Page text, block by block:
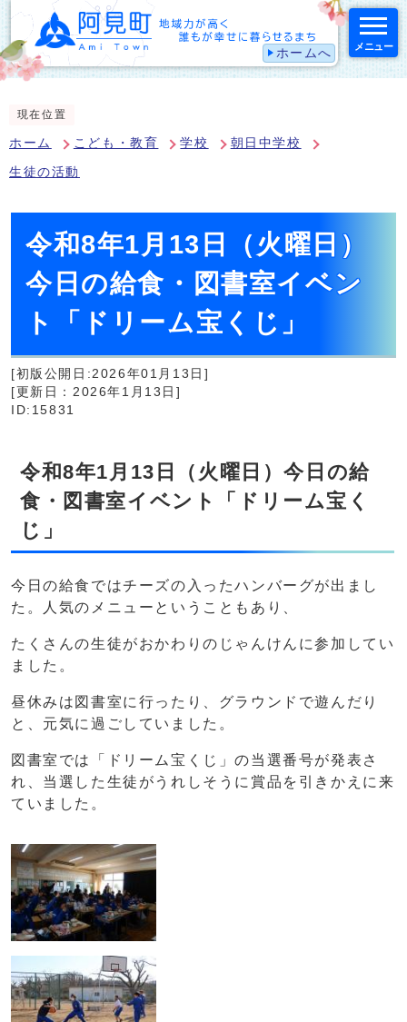
ホームへ メニュー
現在位置
ホーム こども・教育 学校 朝日中学校
生徒の活動
令和8年1月13日（火曜日）
今日の給食・図書室イベン
ト「ドリーム宝くじ」
[初版公開日:2026年01月13日]
[更新日：2026年1月13日]
ID:15831
令和8年1月13日（火曜日）今日の給
食・図書室イベント「ドリーム宝く
じ」
今日の給食ではチーズの入ったハンバーグが出まし
た。人気のメニューということもあり、
たくさんの生徒がおかわりのじゃんけんに参加してい
ました。
昼休みは図書室に行ったり、グラウンドで遊んだり
と、元気に過ごしていました。
図書室では「ドリーム宝くじ」の当選番号が発表さ
れ、当選した生徒がうれしそうに賞品を引きかえに来
ていました。